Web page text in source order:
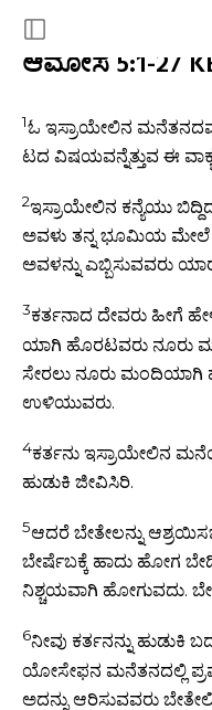
ಆಮೋಸ 5:1-27
1ಓ ಇಸ್ರಾಯೇಲಿನ
ಟದ ವಿಷಯವನ್ನೆತ್ತುವ ಈ
2ಇಸ್ರಾಯೇಲಿನ ಕನ್ಯೆಯು
ಅವಳು ತನ್ನ ಭೂಮಿಯ ಮೇಲೆ
ಅವಳನ್ನು ಎಬ್ಬಿಸುವವರು
3ಕರ್ತನಾದ ದೇವರು ಹೀಗೆ
ಯಾಗಿ ಹೊರಟವರು ನೂರು
ಸೇರಲು ನೂರು ಮಂದಿಯಾಗಿ
ಉಳಿಯುವರು.
4ಕರ್ತನು ಇಸ್ರಾಯೇಲಿನ
ಹುಡುಕಿ ಜೀವಿಸಿರಿ.
5ಆದರೆ ಬೇತೇಲನ್ನು
ಬೇರ್ಷೆಬಕ್ಕೆ ಹಾದು ಹೋಗ
ನಿಶ್ಚಯವಾಗಿ ಹೋಗುವದು.
6ನೀವು ಕರ್ತನನ್ನು ಹುಡುಕಿ
ಯೋಸೇಫನ ಮನೆತನದಲ್ಲಿ
ಅದನ್ನು ಆರಿಸುವವರು